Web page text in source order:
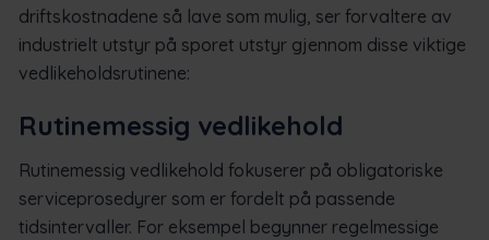
driftskostnadene så lave som mulig, ser forvaltere av
industrielt utstyr på sporet utstyr gjennom disse viktige
vedlikeholdsrutinene:
Rutinemessig vedlikehold
Rutinemessig vedlikehold fokuserer på obligatoriske
serviceprosedyrer som er fordelt på passende
tidsintervaller. For eksempel begynner regelmessige